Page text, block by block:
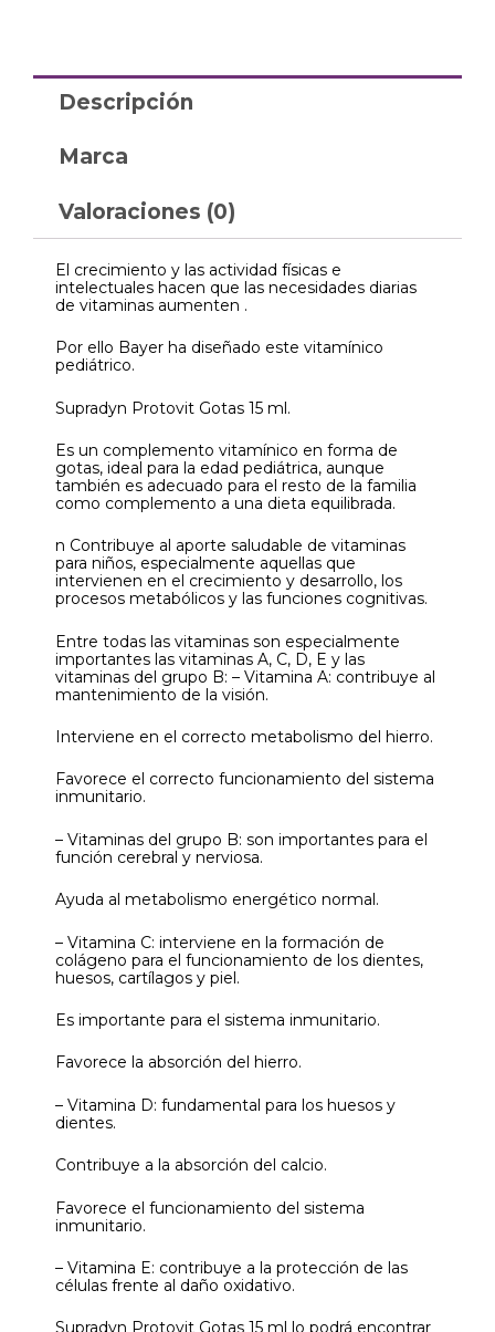
Descripción
Marca
Valoraciones (0)
El crecimiento y las actividad físicas e
intelectuales hacen que las necesidades diarias
de vitaminas aumenten .
Por ello Bayer ha diseñado este vitamínico
pediátrico.
Supradyn Protovit Gotas 15 ml.
Es un complemento vitamínico en forma de
gotas, ideal para la edad pediátrica, aunque
también es adecuado para el resto de la familia
como complemento a una dieta equilibrada.
n Contribuye al aporte saludable de vitaminas
para niños, especialmente aquellas que
intervienen en el crecimiento y desarrollo, los
procesos metabólicos y las funciones cognitivas.
Entre todas las vitaminas son especialmente
importantes las vitaminas A, C, D, E y las
vitaminas del grupo B: – Vitamina A: contribuye al
mantenimiento de la visión.
Interviene en el correcto metabolismo del hierro.
Favorece el correcto funcionamiento del sistema
inmunitario.
– Vitaminas del grupo B: son importantes para el
función cerebral y nerviosa.
Ayuda al metabolismo energético normal.
– Vitamina C: interviene en la formación de
colágeno para el funcionamiento de los dientes,
huesos, cartílagos y piel.
Es importante para el sistema inmunitario.
Favorece la absorción del hierro.
– Vitamina D: fundamental para los huesos y
dientes.
Contribuye a la absorción del calcio.
Favorece el funcionamiento del sistema
inmunitario.
– Vitamina E: contribuye a la protección de las
células frente al daño oxidativo.
Supradyn Protovit Gotas 15 ml lo podrá encontrar